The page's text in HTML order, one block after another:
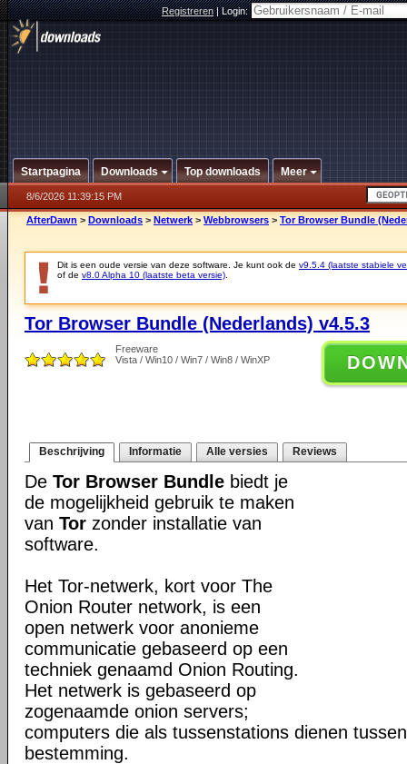
Registreren|Login:
Startpagina Downloads Top downloads Meer
8/6/2026 11:39:15 PM
AfterDawn > Downloads > Netwerk > Webbrowsers > Tor Browser Bundle
Dit is een oude versie van deze software. Je kunt ook de v9.5.4 (laatste stabiele
of de v8.0 Alpha 10 (laatste beta versie)
Tor Browser Bundle (Nederlands) v4.5.3
Freeware
Vista / Win10 / Win7 / Win8 / WinXP
Beschrijving Informatie Alle versies Reviews
De Tor Browser Bundle biedt je
de mogelijkheid gebruik te maken
van Tor zonder installatie van
software.
Het Tor-netwerk, kort voor The
Onion Router network, is een
open netwerk voor anonieme
communicatie gebaseerd op een
techniek genaamd Onion Routing.
Het netwerk is gebaseerd op
zogenaamde onion servers;
computers die als tussenstations dienen
bestemming.